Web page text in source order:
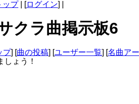
ップ| [ログイン] |
クラ曲掲示板6
プ] [曲の投稿] [ユーザー一覧] [名曲ア
しょう！